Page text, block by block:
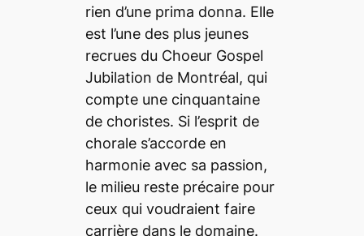
rien d’une prima donna. Elle
est l’une des plus jeunes
recrues du Choeur Gospel
Jubilation de Montréal, qui
compte une cinquantaine
de choristes. Si l’esprit de
chorale s’accorde en
harmonie avec sa passion,
le milieu reste précaire pour
ceux qui voudraient faire
carrière dans le domaine.